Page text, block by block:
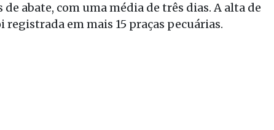
abate, com uma média de três dias. A alta de
em mais 15 praças pecuárias.